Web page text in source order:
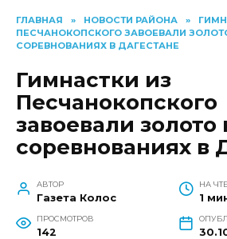
ГЛАВНАЯ » НОВОСТИ РАЙОНА »
ПЕСЧАНОКОПСКОГО ЗАВОЕВАЛИ
СОРЕВНОВАНИЯХ В ДАГЕСТАНЕ
Гимнастки из
Песчанокопского
завоевали золото
соревнованиях в
АВТОР
Газета Колос
НА
1
ПРОСМОТРОВ
142